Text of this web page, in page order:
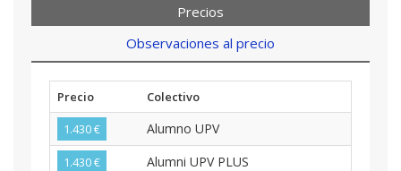
Precios
Observaciones al precio
Precio
Colectivo
1.430 €
Alumno UPV
1.430 € Alumni UPV PLUS